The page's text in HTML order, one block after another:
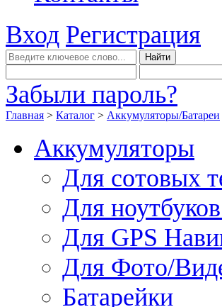
Вход Регистрация
Забыли пароль?
Главная > Каталог > Аккумуляторы/Батареи
Аккумуляторы
Для сотовых
Для
Для GPS
Для Фото/
Батарейки